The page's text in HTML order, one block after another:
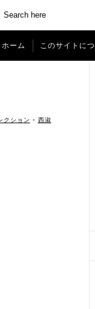
ホーム このサイトに
クション • 西淑